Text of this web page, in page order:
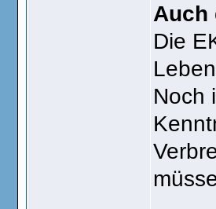
Auch
Die
Noch